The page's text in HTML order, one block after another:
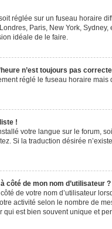
réglée sur un fuseau horaire
Paris, New York,
idéale de le faire.
n’est toujours pas
réglé le fuseau horaire
!
votre langue sur le forum,
Si la traduction désirée
côté de mon nom d’utilisateur ?
de votre nom d’utilisateur
activité selon le nombre de
qui est bien souvent unique et